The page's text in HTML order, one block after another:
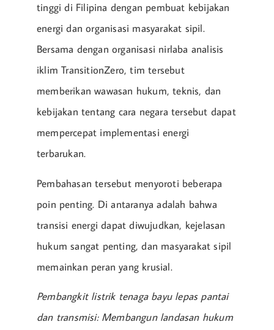
tinggi di Filipina dengan pembuat kebijakan
energi dan organisasi masyarakat sipil.
Bersama dengan organisasi nirlaba analisis
iklim TransitionZero, tim tersebut
memberikan wawasan hukum, teknis, dan
kebijakan tentang cara negara tersebut dapat
mempercepat implementasi energi
terbarukan.
Pembahasan tersebut menyoroti beberapa
poin penting. Di antaranya adalah bahwa
transisi energi dapat diwujudkan, kejelasan
hukum sangat penting, dan masyarakat sipil
memainkan peran yang krusial.
Pembangkit listrik tenaga bayu lepas pantai
dan transmisi: Membangun landasan hukum